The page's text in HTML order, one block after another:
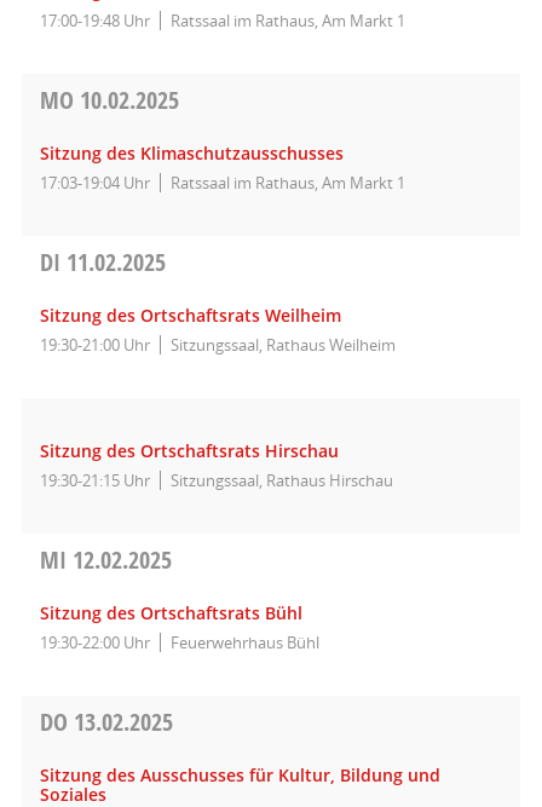
17:00-19:48 Uhr Ratssaal im Rathaus, Am Markt 1
MO 10.02.2025
Sitzung des Klimaschutzausschusses
17:03-19:04 Uhr Ratssaal im Rathaus, Am Markt 1
DI 11.02.2025
Sitzung des Ortschaftsrats Weilheim
19:30-21:00 Uhr Sitzungssaal, Rathaus Weilheim
Sitzung des Ortschaftsrats Hirschau
19:30-21:15 Uhr Sitzungssaal, Rathaus Hirschau
MI 12.02.2025
Sitzung des Ortschaftsrats Bühl
19:30-22:00 Uhr Feuerwehrhaus Bühl
DO 13.02.2025
Sitzung des Ausschusses für Kultur, Bildung und
Soziales